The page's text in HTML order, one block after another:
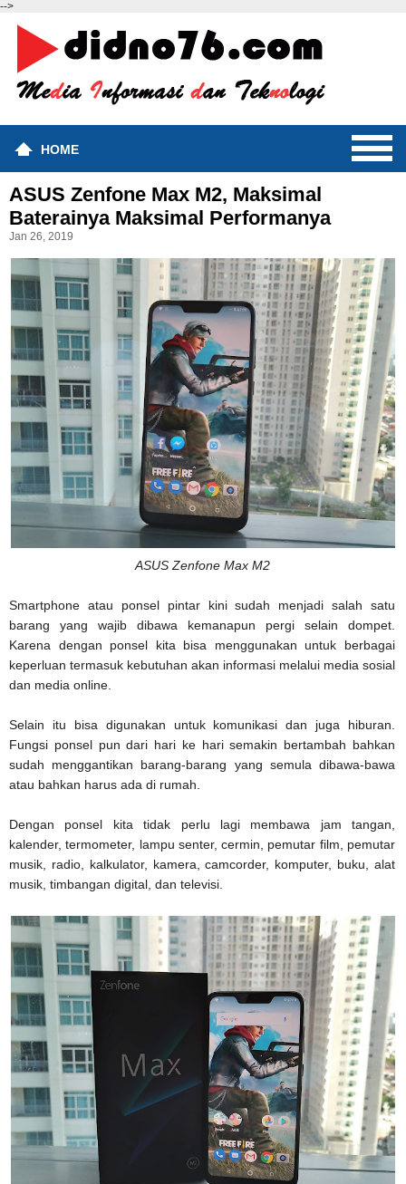
-->
HOME
ASUS Zenfone Max M2, Maksimal
Baterainya Maksimal Performanya
Jan 26, 2019
ASUS Zenfone Max M2
Smartphone atau ponsel pintar kini sudah menjadi salah satu
barang yang wajib dibawa kemanapun pergi selain dompet.
Karena dengan ponsel kita bisa menggunakan untuk berbagai
keperluan termasuk kebutuhan akan informasi melalui media sosial
dan media online.
Selain itu bisa digunakan untuk komunikasi dan juga hiburan.
Fungsi ponsel pun dari hari ke hari semakin bertambah bahkan
sudah menggantikan barang-barang yang semula dibawa-bawa
atau bahkan harus ada di rumah.
Dengan ponsel kita tidak perlu lagi membawa jam tangan,
kalender, termometer, lampu senter, cermin, pemutar film, pemutar
musik, radio, kalkulator, kamera, camcorder, komputer, buku, alat
musik, timbangan digital, dan televisi.